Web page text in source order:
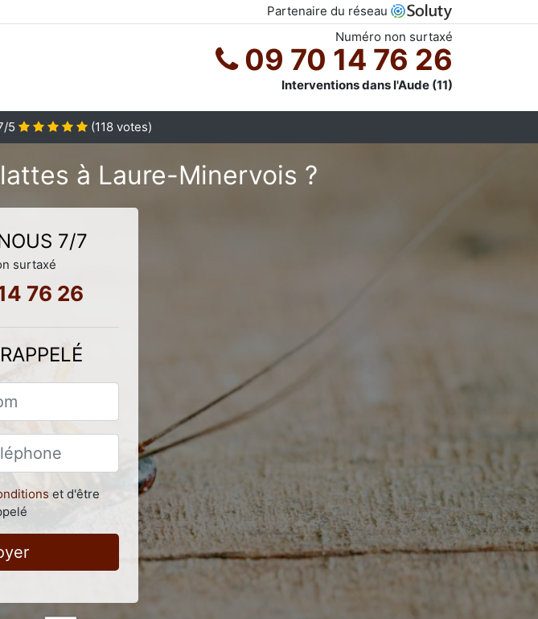
Partenaire du réseau
Numéro non surtaxé
09 70 14 76 26
Interventions dans l'Aude (11)
/5 (118 votes)
à Laure-Minervois ?
7/7
surtaxé
76 26
et d'être